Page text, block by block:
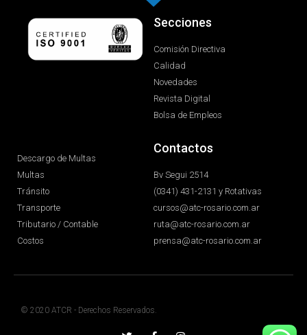
Secciones
Comisión Directiva
Calidad
Novedades
Revista Digital
Bolsa de Empleos
Descargo de Multas
Multas
Tránsito
Transporte
Tributario / Contable
Costos
Contactos
Bv Segui 2514
(0341) 431-2131 y Rotativas
cursos@atc-rosario.com.ar
ruta@atc-rosario.com.ar
prensa@atc-rosario.com.ar
© 2020 ATCR - Derechos Reservados.